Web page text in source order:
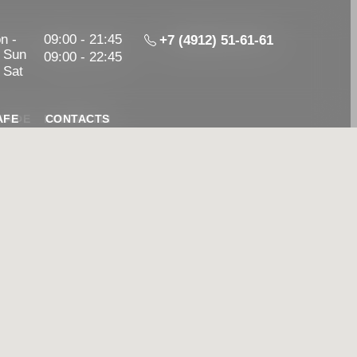
вс
+7 (4912) 51-61-61
09:00 - 21:45
09:00 - 22:45
КОНТАКТЫ
-
+7 (4912) 51-61-61
09:00 - 21:45
09:00 - 22:45
CONTACTS